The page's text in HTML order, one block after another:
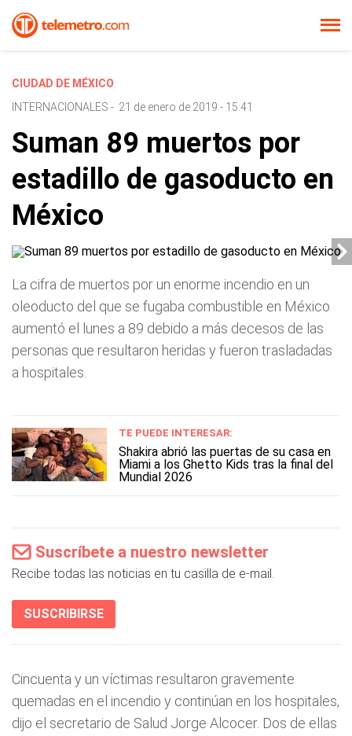
CIUDAD DE MÉXICO
INTERNACIONALES - 21 de enero de 2019 - 15:41
Suman 89 muertos por
estadillo de gasoducto en
México
La cifra de muertos por un enorme incendio en un
oleoducto del que se fugaba combustible en México
aumentó el lunes a 89 debido a más decesos de las
personas que resultaron heridas y fueron trasladadas
a hospitales.
TE PUEDE INTERESAR:
Shakira abrió las puertas de su casa en
Miami a los Ghetto Kids tras la final del
Mundial 2026
Suscríbete a nuestro newsletter
Recibe todas las noticias en tu casilla de e-mail.
SUSCRIBIRSE
Cincuenta y un víctimas resultaron gravemente
quemadas en el incendio y continúan en los hospitales,
dijo el secretario de Salud Jorge Alcocer. Dos de ellas